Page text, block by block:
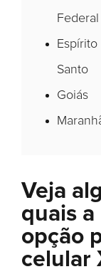
Federal
Espírito
Santo
Goiás
Veja
quais a
opção
celular